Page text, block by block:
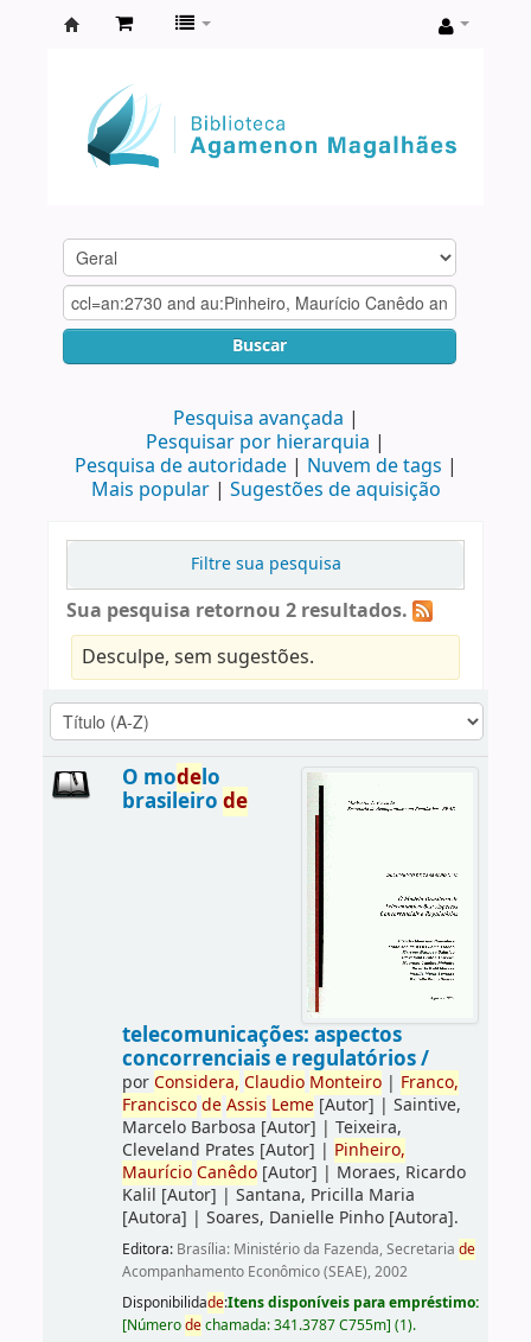
Agamenon
Magalhães
Buscar
Pesquisa avançada
Pesquisar por hierarquia
Pesquisa de autoridade
Nuvem de tags
Mais popular
Sugestões de aquisição
Filtre sua pesquisa
Sua pesquisa retornou 2 resultados.
Desculpe, sem sugestões.
O modelo
brasileiro de
telecomunicações: aspectos
concorrenciais e regulatórios /
porConsidera, Claudio Monteiro| Franco,
Francisco de Assis Leme[Autor] | Saintive,
Marcelo Barbosa [Autor] | Teixeira,
Cleveland Prates [Autor] | Pinheiro,
Maurício Canêdo[Autor] | Moraes, Ricardo
Kalil [Autor] | Santana, Pricilla Maria
[Autora] | Soares, Danielle Pinho[Autora].
Editora: Brasília: Ministério da Fazenda, Secretaria de
Acompanhamento Econômico (SEAE), 2002
Disponibilidade:Itens disponíveis para empréstimo:
[Númerodechamada:341.3787 C755m] (1).